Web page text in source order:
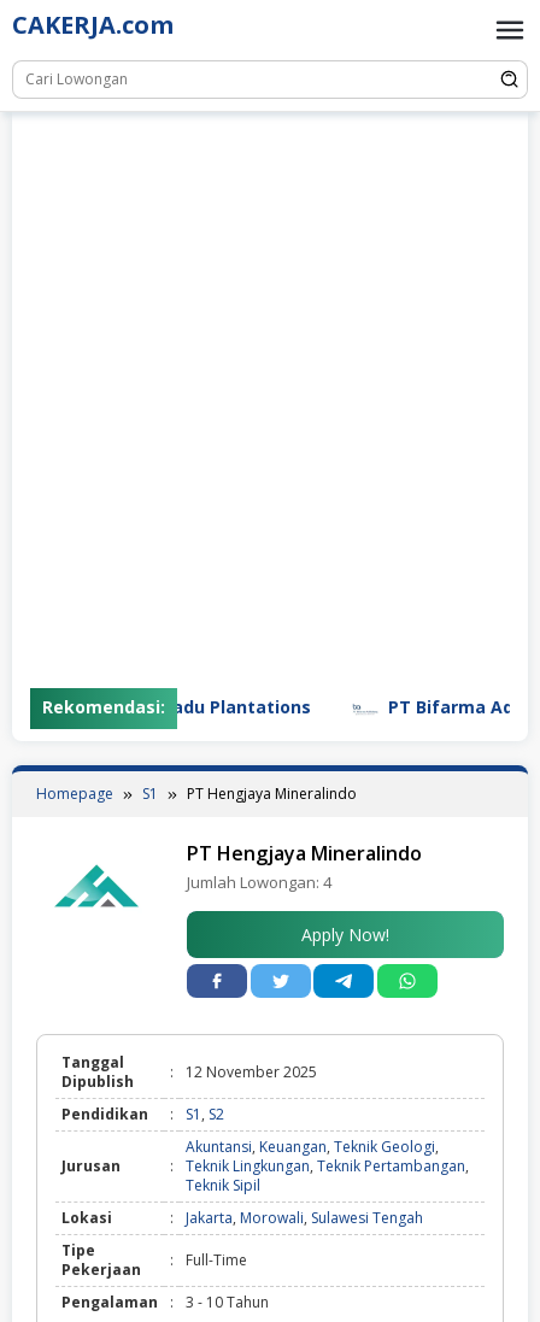
Skip
to
content
CAKERJA.com
Rekomendasi:
Gunung Madu Plantations PT Bifarma Adiluhung
Homepage S1 PT Hengjaya Mineralindo
PT Hengjaya Mineralindo
Jumlah Lowongan: 4
Apply Now!
Tanggal
Dipublish
: 12 November 2025
Pendidikan : S1 , S2
Jurusan :
Akuntansi, Keuangan, Teknik Geologi,
Teknik Lingkungan, Teknik Pertambangan,
Teknik Sipil
Lokasi
: Jakarta, Morowali, Sulawesi Tengah
Tipe
Pekerjaan
: Full-Time
Pengalaman : 3 - 10 Tahun